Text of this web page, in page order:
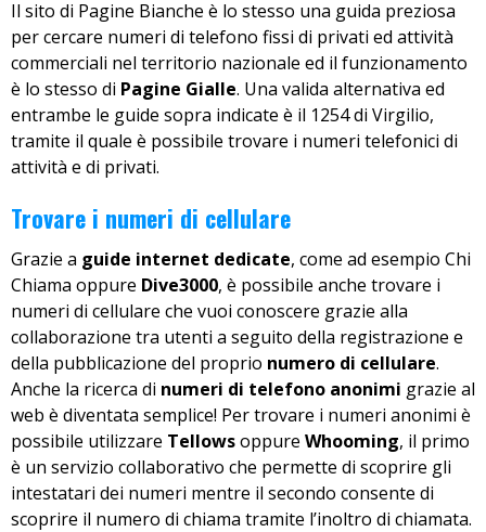
Il sito di Pagine Bianche è lo stesso una guida preziosa
per cercare numeri di telefono fissi di privati ed attività
commerciali nel territorio nazionale ed il funzionamento
è lo stesso di Pagine Gialle. Una valida alternativa ed
entrambe le guide sopra indicate è il 1254 di Virgilio,
tramite il quale è possibile trovare i numeri telefonici di
attività e di privati.
Trovare i numeri di cellulare
Grazie a guide internet dedicate, come ad esempio Chi
Chiama oppure Dive3000, è possibile anche trovare i
numeri di cellulare che vuoi conoscere grazie alla
collaborazione tra utenti a seguito della registrazione e
della pubblicazione del proprio numero di cellulare.
Anche la ricerca di numeri di telefono anonimi grazie al
web è diventata semplice! Per trovare i numeri anonimi è
possibile utilizzare Tellowsoppure Whooming, il primo
è un servizio collaborativo che permette di scoprire gli
intestatari dei numeri mentre il secondo consente di
scoprire il numero di chiama tramite l’inoltro di chiamata.